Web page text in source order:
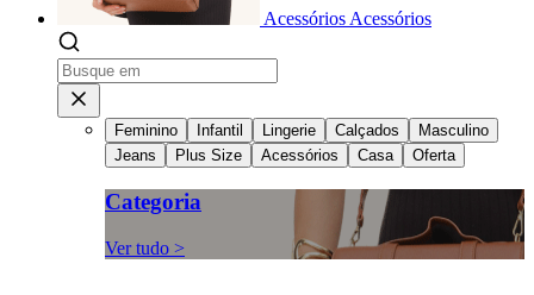
Acessórios Acessórios
Feminino Infantil Lingerie Calçados
Masculino
Jeans
Plus Size Acessórios Casa Oferta
Categoria
Ver tudo >